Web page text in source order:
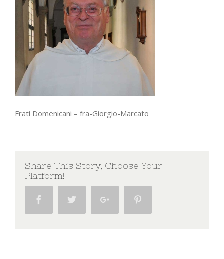
Frati Domenicani – fra-Giorgio-Marcato
Share This Story, Choose Your
Platform!
Facebook Twitter Google+